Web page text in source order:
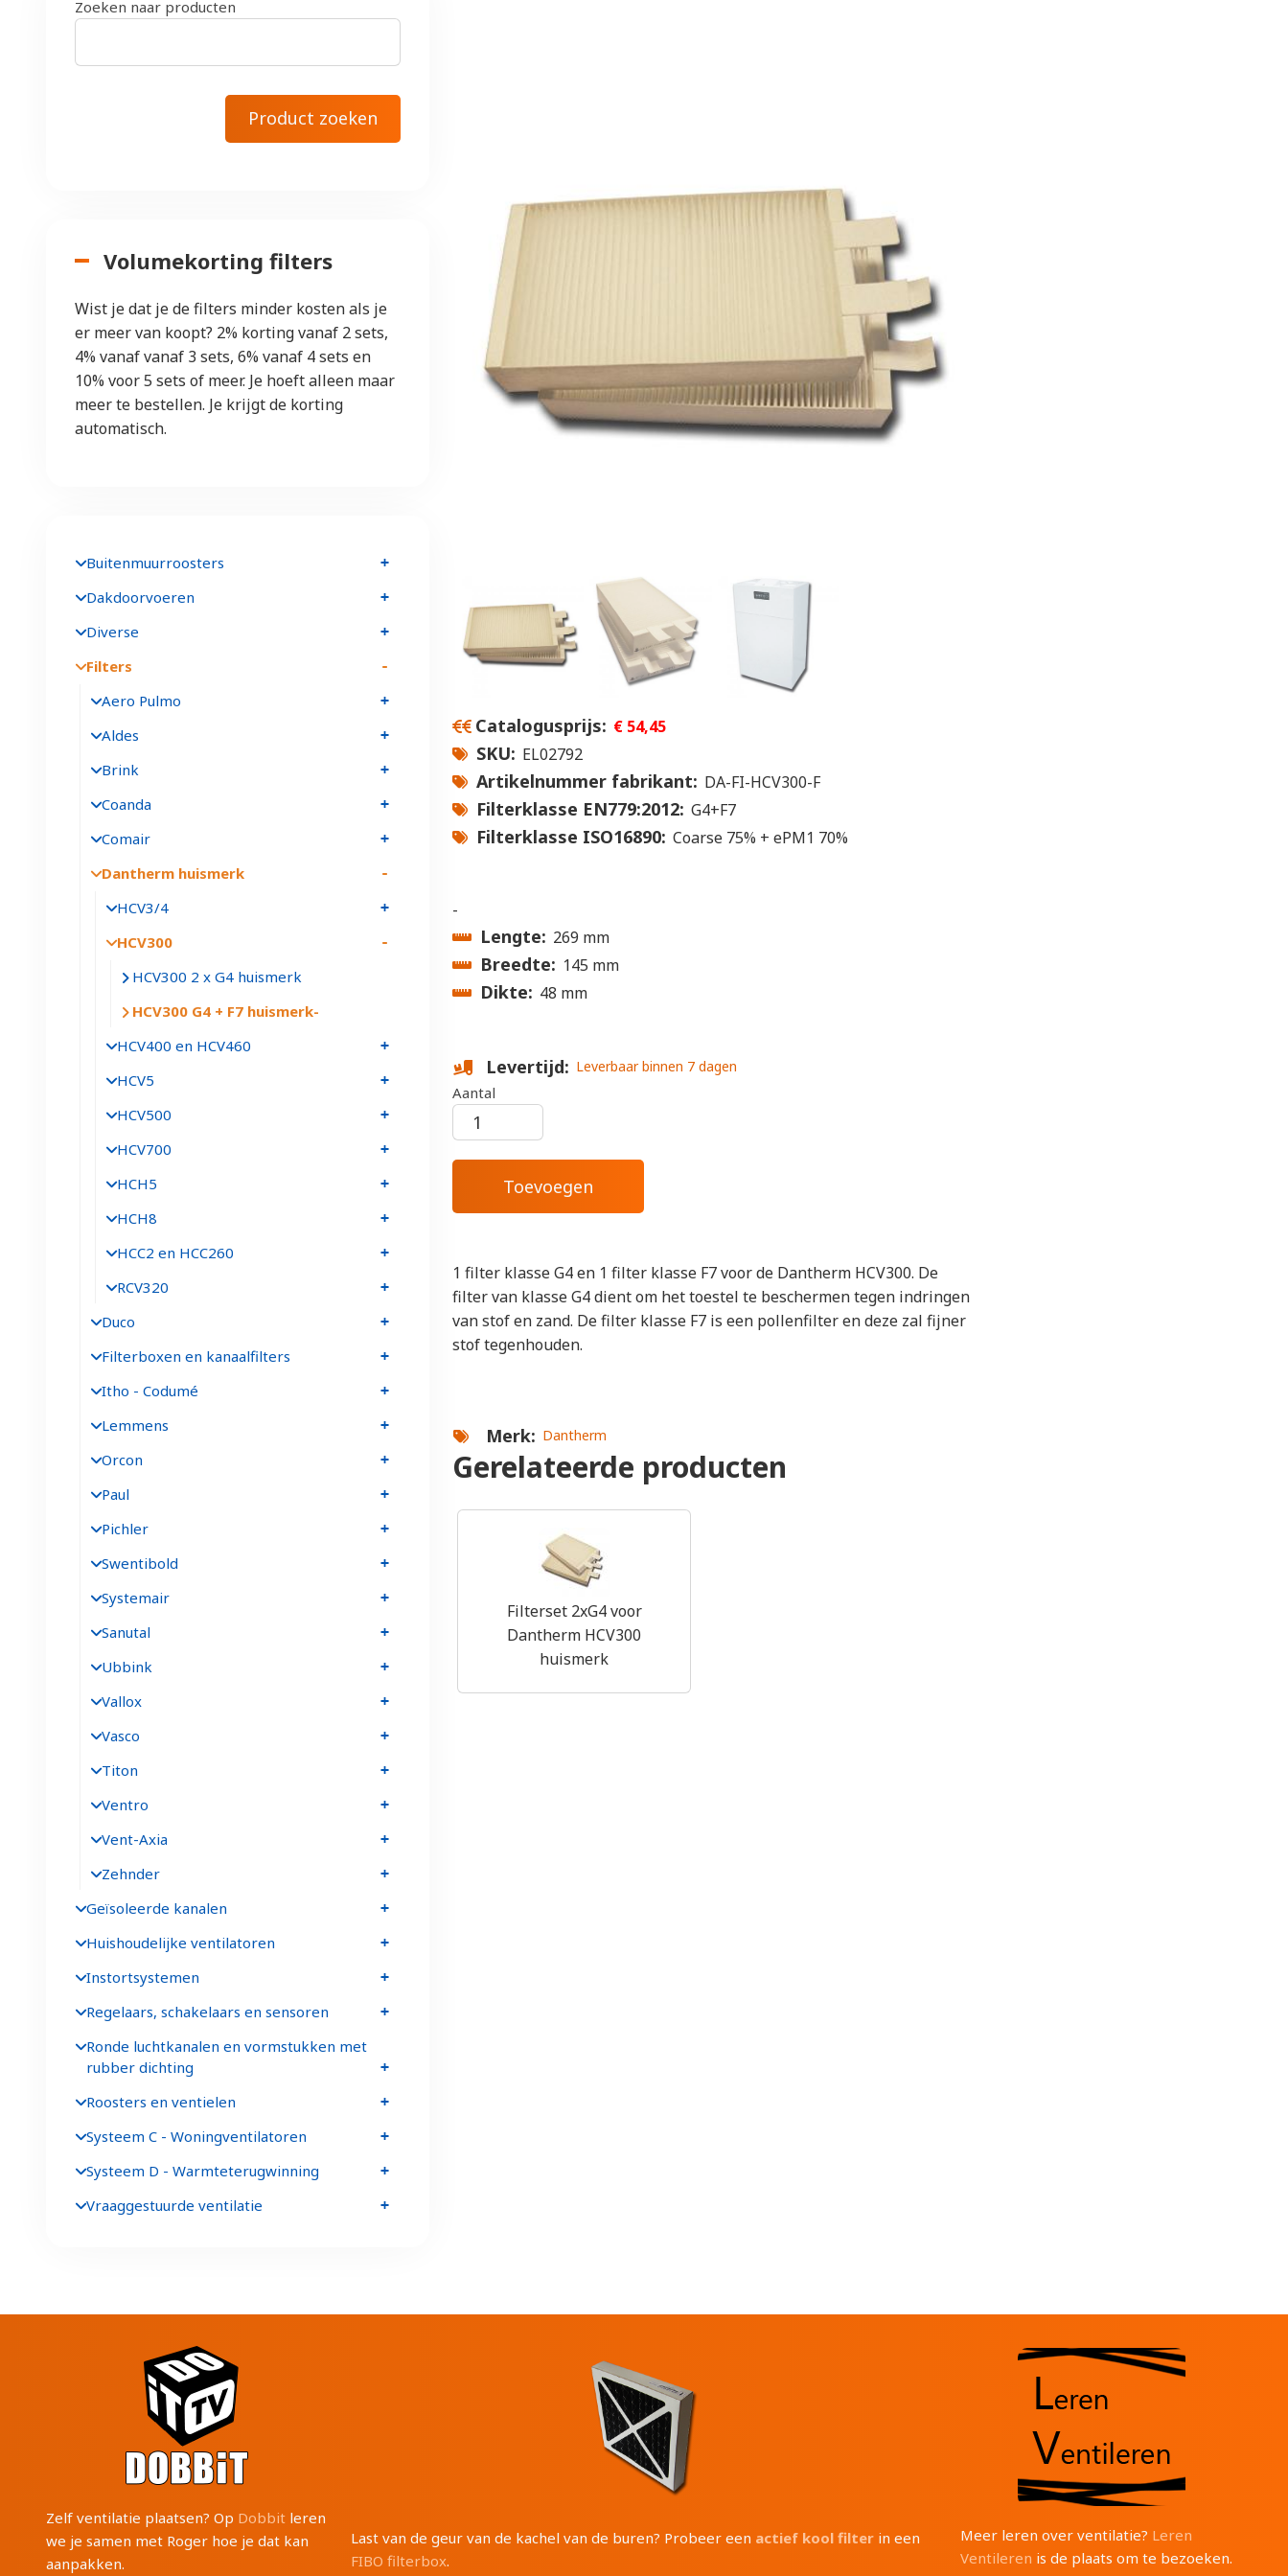
Catalogusprijs € 54,45
SKU EL02792
Artikelnummer fabrikant DA-FI-HCV300-F
Filterklasse EN779:2012 G4+F7
Filterklasse ISO16890 Coarse 75% + ePM1 70%
-
Lengte 269 mm
Breedte 145 mm
Dikte 48 mm
Levertijd Leverbaar binnen 7 dagen
Aantal
1 filter klasse G4 en 1 filter klasse F7 voor de Dantherm HCV300. De
filter van klasse G4 dient om het toestel te beschermen tegen indringen
van stof en zand. De filter klasse F7 is een pollenfilter en deze zal fijner
stof tegenhouden.
Merk Dantherm
Gerelateerde producten
Filterset 2xG4 voor
Dantherm HCV300
huismerk
Zoeken naar producten
Volumekorting filters
Wist je dat je de filters minder kosten als je
er meer van koopt? 2% korting vanaf 2 sets,
4% vanaf vanaf 3 sets, 6% vanaf 4 sets en
10% voor 5 sets of meer. Je hoeft alleen maar
meer te bestellen. Je krijgt de korting
automatisch.
Buitenmuurroosters
Dakdoorvoeren
Diverse
Filters
Aero Pulmo
Aldes
Brink
Coanda
Comair
Dantherm huismerk
HCV3/4
HCV300
HCV300 2 x G4 huismerk
HCV300 G4 + F7 huismerk
HCV400 en HCV460
HCV5
HCV500
HCV700
HCH5
HCH8
HCC2 en HCC260
RCV320
Duco
Filterboxen en kanaalfilters
Itho - Codumé
Lemmens
Orcon
Paul
Pichler
Swentibold
Systemair
Sanutal
Ubbink
Vallox
Vasco
Titon
Ventro
Vent-Axia
Zehnder
Geïsoleerde kanalen
Huishoudelijke ventilatoren
Instortsystemen
Regelaars, schakelaars en sensoren
Ronde luchtkanalen en vormstukken met
rubber dichting
Roosters en ventielen
Systeem C - Woningventilatoren
Systeem D - Warmteterugwinning
Vraaggestuurde ventilatie
Zelf ventilatie plaatsen? Op Dobbit leren
we je samen met Roger hoe je dat kan
aanpakken.
Last van de geur van de kachel van de buren? Probeer een actief kool filter in een
FIBO filterbox.
Meer leren over ventilatie? Leren
Ventileren is de plaats om te bezoeken.